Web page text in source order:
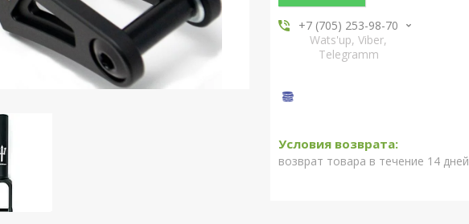
+7 (705) 253-98-70
Wats'up, Viber,
Telegramm
возврат товара в течение 14 дней